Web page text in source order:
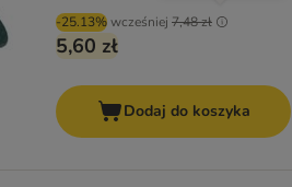
-25.13%wcześniej 7,48 zł
5,60 zł
Dodaj do koszyka